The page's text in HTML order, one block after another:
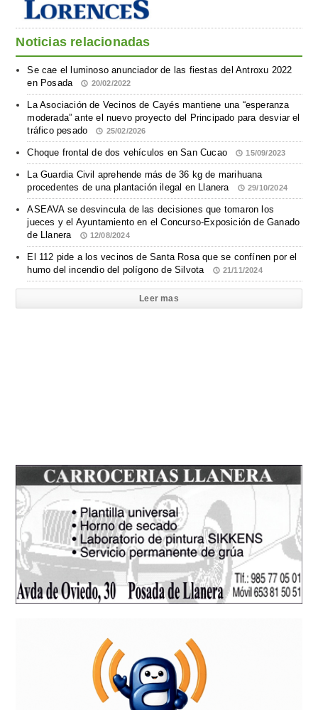
Noticias relacionadas
Se cae el luminoso anunciador de las fiestas del Antroxu 2022
en Posada
20/02/2022
La Asociación de Vecinos de Cayés mantiene una “esperanza
moderada” ante el nuevo proyecto del Principado para desviar el
tráfico pesado
25/02/2026
Choque frontal de dos vehículos en San Cucao 15/09/2023
La Guardia Civil aprehende más de 36 kg de marihuana
procedentes de una plantación ilegal en Llanera
29/10/2024
ASEAVA se desvincula de las decisiones que tomaron los
jueces y el Ayuntamiento en el Concurso-Exposición de Ganado
de Llanera
12/08/2024
El 112 pide a los vecinos de Santa Rosa que se confínen por el
humo del incendio del polígono de Silvota
21/11/2024
Leer mas